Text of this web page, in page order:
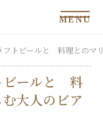
MENU
フトビールと 料理とのマ
ビールと 料
大人のビア